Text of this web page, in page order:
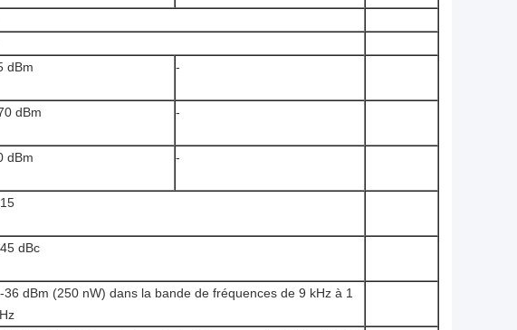
dBm -
dBm -
dBm -
dBc
36 dBm (250 nW) dans la bande de fréquences de 9 kHz à 1